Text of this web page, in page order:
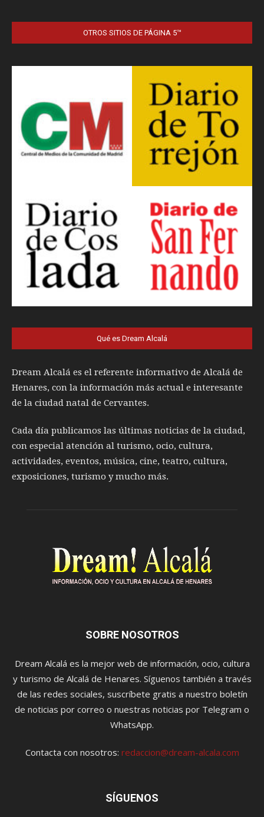
OTROS SITIOS DE PÁGINA 5™
Qué es Dream Alcalá
Dream Alcalá es el referente informativo de Alcalá de
Henares, con la información más actual e interesante
de la ciudad natal de Cervantes.
Cada día publicamos las últimas noticias de la ciudad,
con especial atención al turismo, ocio, cultura,
actividades, eventos, música, cine, teatro, cultura,
exposiciones, turismo y mucho más.
SOBRE NOSOTROS
Dream Alcalá es la mejor web de información, ocio, cultura
y turismo de Alcalá de Henares. Síguenos también a través
de las redes sociales, suscríbete gratis a nuestro boletín
de noticias por correo o nuestras noticias por Telegram o
WhatsApp.
Contacta con nosotros: redaccion@dream-alcala.com
SÍGUENOS